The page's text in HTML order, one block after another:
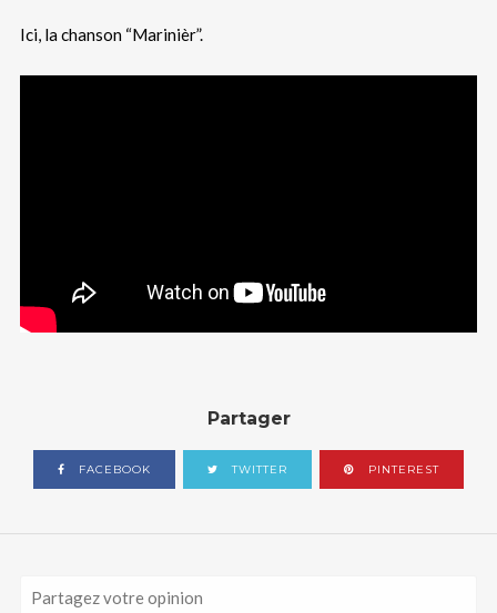
BLOG
Ici, la chanson “Marinièr”.
Partager
FACEBOOK TWITTER PINTEREST